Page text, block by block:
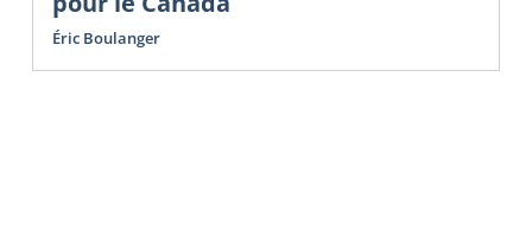
Éric Boulanger